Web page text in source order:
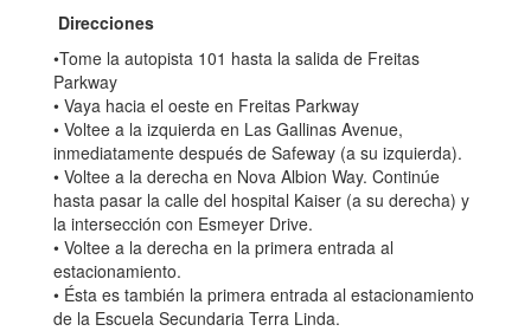
Direcciones
•Tome la autopista 101 hasta la salida de Freitas
Parkway
• Vaya hacia el oeste en Freitas Parkway
• Voltee a la izquierda en Las Gallinas Avenue,
inmediatamente después de Safeway (a su izquierda).
• Voltee a la derecha en Nova Albion Way. Continúe
hasta pasar la calle del hospital Kaiser (a su derecha) y
la intersección con Esmeyer Drive.
• Voltee a la derecha en la primera entrada al
estacionamiento.
• Ésta es también la primera entrada al estacionamiento
de la Escuela Secundaria Terra Linda.